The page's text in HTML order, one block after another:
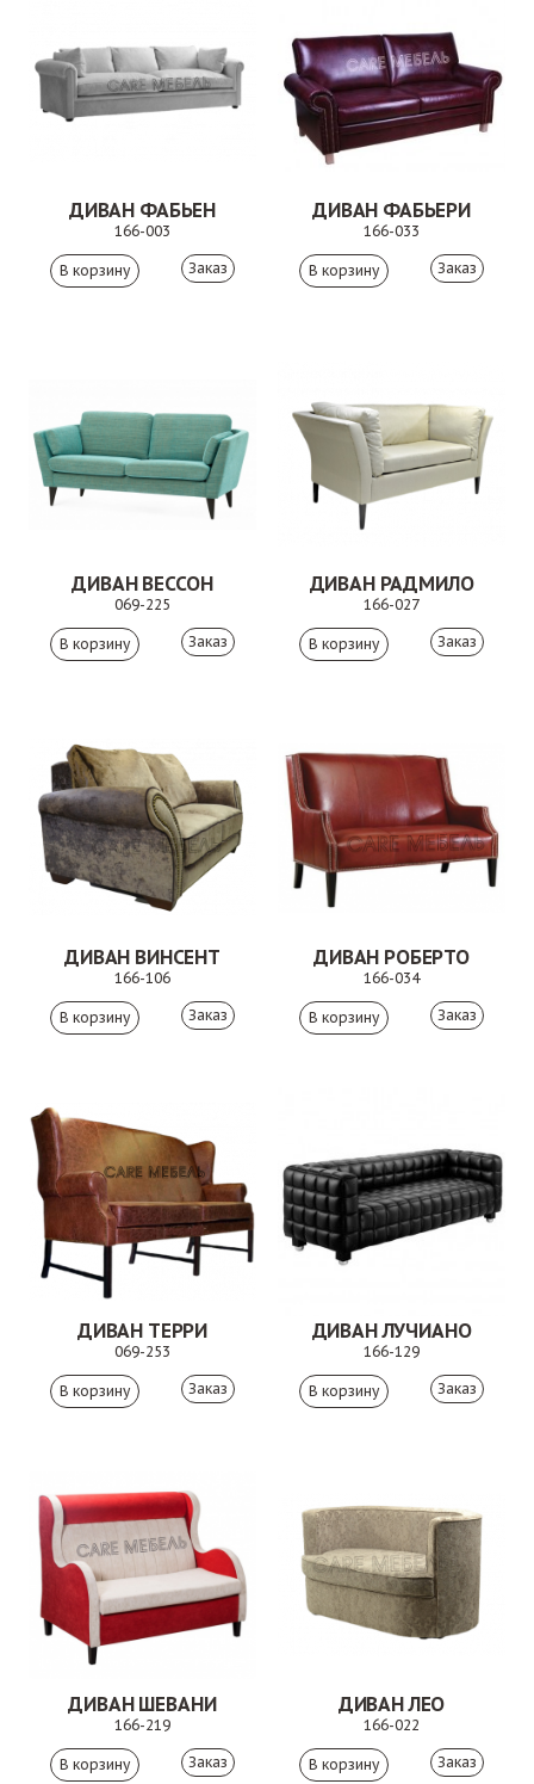
ДИВАН ФАБЬЕН
166-003
Заказ
ДИВАН ФАБЬЕРИ
166-033
Заказ
ДИВАН ВЕССОН
069-225
Заказ
ДИВАН РАДМИЛО
166-027
Заказ
ДИВАН ВИНСЕНТ
166-106
Заказ
ДИВАН РОБЕРТО
166-034
Заказ
ДИВАН ТЕРРИ
069-253
Заказ
ДИВАН ЛУЧИАНО
166-129
Заказ
ДИВАН ШЕВАНИ
166-219
Заказ
ДИВАН ЛЕО
166-022
Заказ